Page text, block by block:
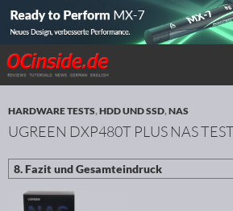
Redaktion ocinside.de PC
Suchen
ZUM INHALT SPRINGEN
HARDWARE TESTS,HDD UND SSD,NAS
UGREEN DXP480T PLUS NAS